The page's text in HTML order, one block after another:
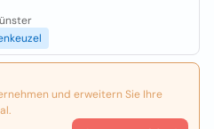
und erweitern Sie Ihre